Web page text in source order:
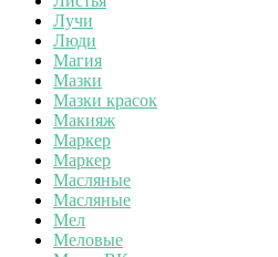
Лучи
Люди
Магия
Мазки
Мазки красок
Макияж
Маркер
Маркер
Масляные
Масляные
Мел
Меловые